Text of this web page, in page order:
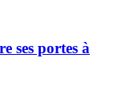
ses portes à